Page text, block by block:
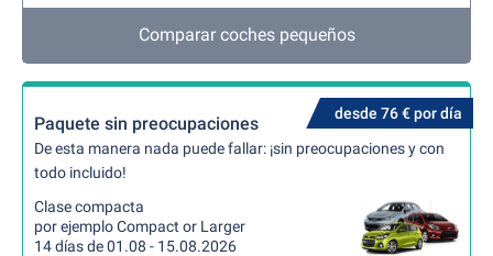
Comparar coches pequeños
desde 76 € por día
Paquete sin preocupaciones
De esta manera nada puede fallar: ¡sin preocupaciones y con
todo incluido!
Clase compacta
por ejemplo Compact or Larger
14 días de 01.08 - 15.08.2026